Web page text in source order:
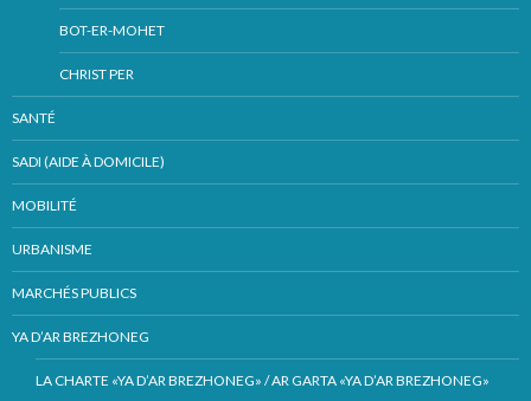
BOT-ER-MOHET
CHRIST PER
SANTÉ
SADI (AIDE À DOMICILE)
MOBILITÉ
URBANISME
MARCHÉS PUBLICS
YA D’AR BREZHONEG
LA CHARTE «YA D’AR BREZHONEG» / AR GARTA «YA D’AR BREZHONEG»